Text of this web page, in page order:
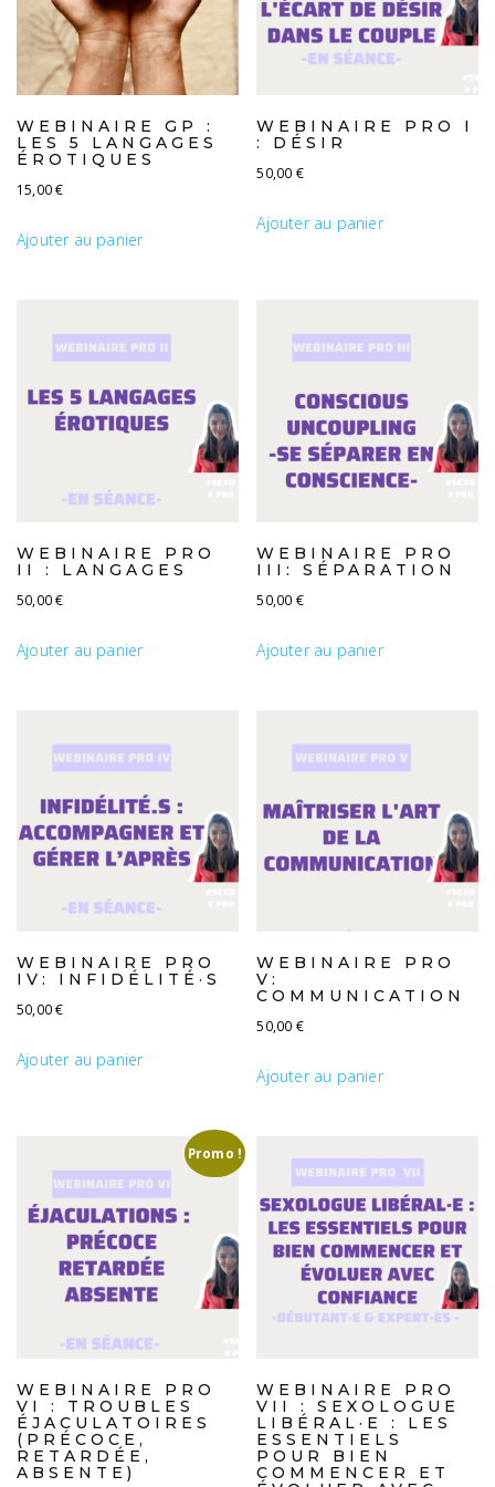
WEBINAIRE GP :
LES 5 LANGAGES
ÉROTIQUES
15,00€
Ajouter au panier
WEBINAIRE PRO I
: DÉSIR
50,00 €
Ajouter au panier
WEBINAIRE PRO
II : LANGAGES
50,00€
Ajouter au panier
WEBINAIRE PRO
III: SÉPARATION
50,00 €
Ajouter au panier
WEBINAIRE PRO
IV: INFIDÉLITÉ·S
50,00€
Ajouter au panier
WEBINAIRE PRO
V:
COMMUNICATION
50,00 €
Ajouter au panier
Promo !
WEBINAIRE PRO
VI : TROUBLES
ÉJACULATOIRES
(PRÉCOCE,
RETARDÉE,
ABSENTE)
WEBINAIRE PRO
VII : SEXOLOGUE
LIBÉRAL·E : LES
ESSENTIELS
POUR BIEN
COMMENCER ET